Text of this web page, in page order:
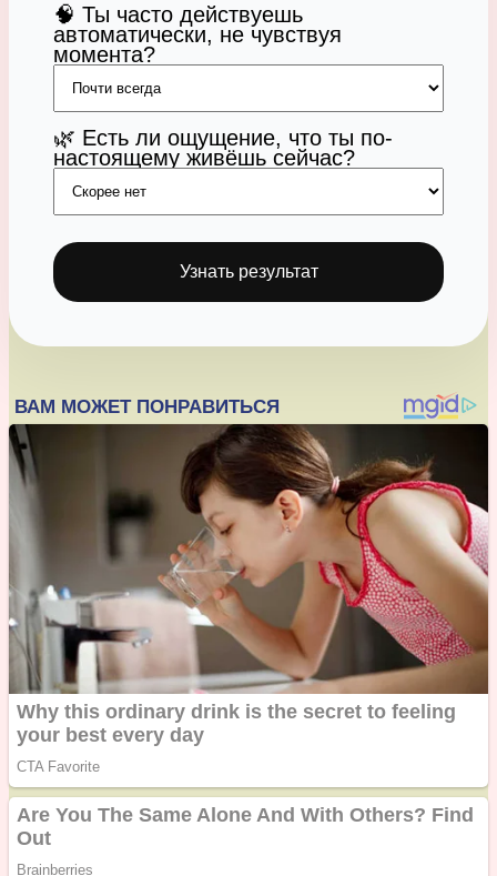
🧠 Ты часто действуешь
автоматически, не чувствуя
момента?
🌿 Есть ли ощущение, что ты по-
настоящему живёшь сейчас?
Узнать результат